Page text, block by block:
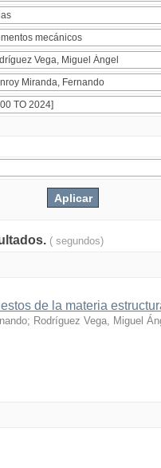
( segundos)
de la materia
; Rodríguez Vega, Miguel